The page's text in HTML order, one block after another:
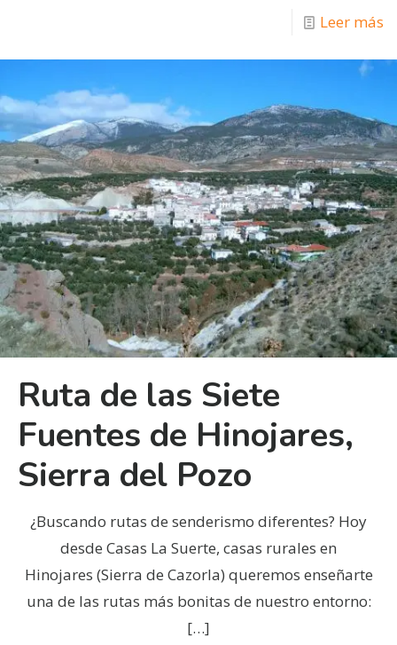
Leer más
Ruta de las Siete
Fuentes de Hinojares,
Sierra del Pozo
¿Buscando rutas de senderismo diferentes? Hoy
desde Casas La Suerte, casas rurales en
Hinojares (Sierra de Cazorla) queremos enseñarte
una de las rutas más bonitas de nuestro entorno:
[…]